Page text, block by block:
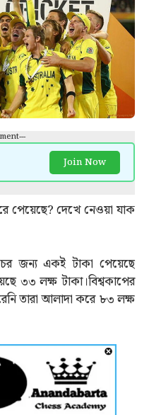
Join Now
পেয়েছে? দেখে নেওয়া যাক
জন্য একই টাকা পেয়েছে
৩৩ লক্ষ টাকা।বিশ্বকাপের
তারা আলাদা করে ৮৩ লক্ষ